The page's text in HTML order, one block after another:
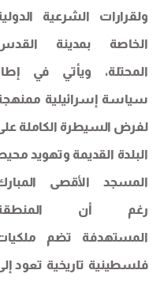
ولقرارات الشرعية الدولية
الخاصة بمدينة القدس
المحتلة، ويأتي في إطار
سياسة إسرائيلية ممنهجة
لفرض السيطرة الكاملة على
البلدة القديمة وتهويد محيط
المسجد الأقصى المبارك
رغم أن المنطقة
المستهدفة تضم ملكيات
فلسطينية تاريخية تعود إلى